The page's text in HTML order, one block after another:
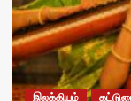
இலக்கியம்